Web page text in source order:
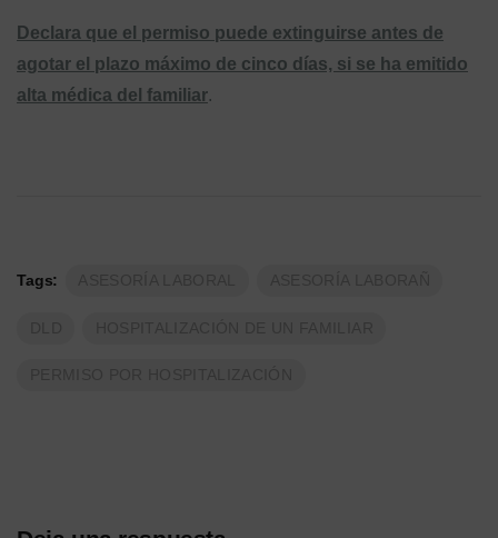
Declara que el permiso puede extinguirse antes de
agotar el plazo máximo de cinco días, si se ha emitido
alta médica del familiar.
Tags: